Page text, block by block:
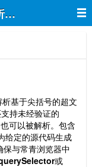
源码
基于尖括号的超文
持未经验证的
可以被解析。包含
给定的源代码生成
与常青浏览器中
或